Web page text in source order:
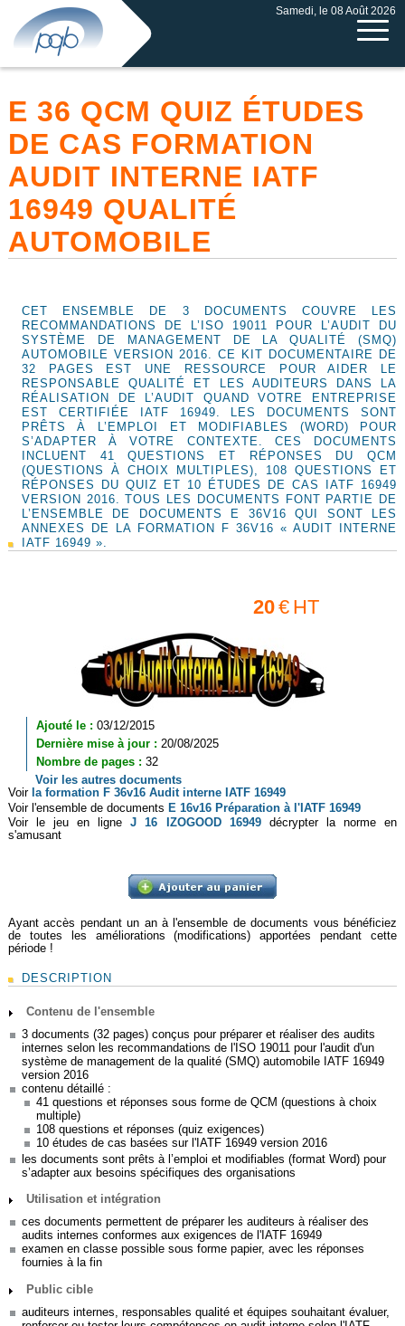
Samedi, le 08 Août 2026
E 36 QCM QUIZ ÉTUDES
DE CAS FORMATION
AUDIT INTERNE IATF
16949 QUALITÉ
AUTOMOBILE
CET ENSEMBLE DE 3 DOCUMENTS COUVRE LES
RECOMMANDATIONS DE L’ISO 19011 POUR L’AUDIT DU
SYSTÈME DE MANAGEMENT DE LA QUALITÉ (SMQ)
AUTOMOBILE VERSION 2016. CE KIT DOCUMENTAIRE DE
32 PAGES EST UNE RESSOURCE POUR AIDER LE
RESPONSABLE QUALITÉ ET LES AUDITEURS DANS LA
RÉALISATION DE L’AUDIT QUAND VOTRE ENTREPRISE
EST CERTIFIÉE IATF 16949. LES DOCUMENTS SONT
PRÊTS À L’EMPLOI ET MODIFIABLES (WORD) POUR
S’ADAPTER À VOTRE CONTEXTE. CES DOCUMENTS
INCLUENT 41 QUESTIONS ET RÉPONSES DU QCM
(QUESTIONS À CHOIX MULTIPLES), 108 QUESTIONS ET
RÉPONSES DU QUIZ ET 10 ÉTUDES DE CAS IATF 16949
VERSION 2016. TOUS LES DOCUMENTS FONT PARTIE DE
L’ENSEMBLE DE DOCUMENTS E 36V16 QUI SONT LES
ANNEXES DE LA FORMATION F 36V16 « AUDIT INTERNE
IATF 16949 ».
20€ HT
Ajouté le : 03/12/2015
Dernière mise à jour : 20/08/2025
Nombre de pages : 32
Voir les autres documents
Voir la formation F 36v16 Audit interne IATF 16949
Voir l'ensemble de documents E 16v16 Préparation à l'IATF 16949
Voir le jeu en ligneJ 16 IZOGOOD 16949décrypter la norme en
s'amusant
Ayant accès pendant un an à l'ensemble de documents vous bénéficiez
de toutes les améliorations (modifications) apportées pendant cette
période !
DESCRIPTION
Contenu de l'ensemble
3 documents (32 pages) conçus pour préparer et réaliser des audits
internes selon les recommandations de l'ISO 19011 pour l'audit d'un
système de management de la qualité (SMQ) automobile IATF 16949
version 2016
contenu détaillé :
41 questions et réponses sous forme de QCM (questions à choix
multiple)
108 questions et réponses (quiz exigences)
10 études de cas basées sur l'IATF 16949 version 2016
les documents sont prêts à l’emploi et modifiables (format Word) pour
s’adapter aux besoins spécifiques des organisations
Utilisation et intégration
ces documents permettent de préparer les auditeurs à réaliser des
audits internes conformes aux exigences de l'IATF 16949
examen en classe possible sous forme papier, avec les réponses
fournies à la fin
Public cible
auditeurs internes, responsables qualité et équipes souhaitant évaluer,